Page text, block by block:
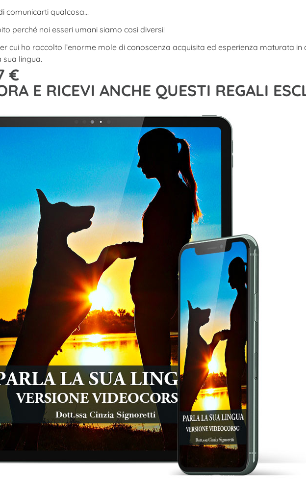
comunicarti qualcosa…
perché noi esseri umani siamo così diversi!
cui ho raccolto l’enorme mole di conoscenza acquisita ed esperienza maturata
sua lingua.
€
E RICEVI ANCHE QUESTI REGALI